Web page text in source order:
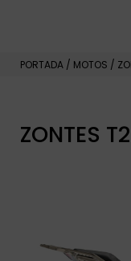
PORTADA / MOTOS /
ZONTES